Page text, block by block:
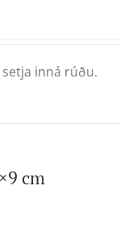
inná rúðu.
cm